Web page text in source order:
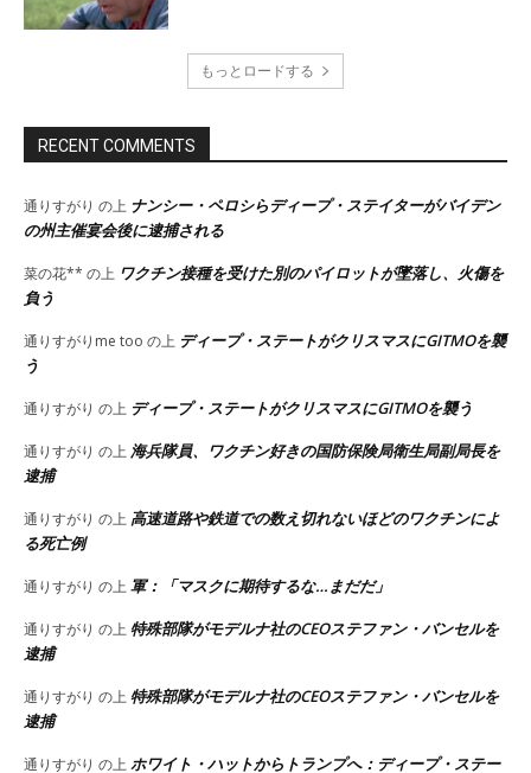
もっとロードする
RECENT COMMENTS
通りすがり の上 ナンシー・ペロシらディープ・ステイターがバイデン
の州主催宴会後に逮捕される
菜の花** の上 ワクチン接種を受けた別のパイロットが墜落し、火傷を
負う
通りすがりme too の上 ディープ・ステートがクリスマスにGITMOを襲
う
通りすがり の上 ディープ・ステートがクリスマスにGITMOを襲う
通りすがり の上 海兵隊員、ワクチン好きの国防保険局衛生局副局長を
逮捕
通りすがり の上 高速道路や鉄道での数え切れないほどのワクチンによ
る死亡例
通りすがり の上 軍：「マスクに期待するな…まだだ」
通りすがり の上 特殊部隊がモデルナ社のCEOステファン・バンセルを
逮捕
通りすがり の上 特殊部隊がモデルナ社のCEOステファン・バンセルを
逮捕
通りすがり の上 ホワイト・ハットからトランプへ：ディープ・ステー